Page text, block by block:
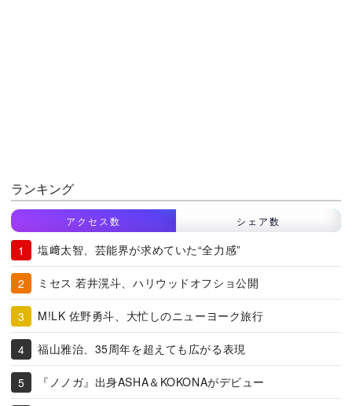
ランキング
アクセス数 シェア数
塩﨑太智、芸能界が求めていた“全力感”
ミセス 若井滉斗、ハリウッドオフショ公開
M!LK 佐野勇斗、大忙しのニューヨーク旅行
福山雅治、35周年を超えても広がる表現
『ノノガ』出身ASHA＆KOKONAがデビュー